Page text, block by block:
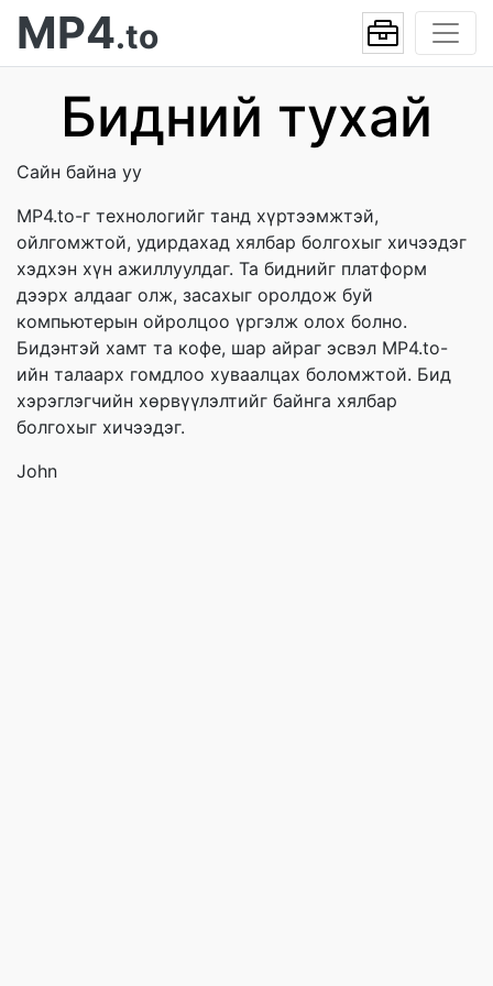
MP4.to
Бидний тухай
Сайн байна уу
MP4.to-г технологийг танд хүртээмжтэй,
ойлгомжтой, удирдахад хялбар болгохыг хичээдэг
хэдхэн хүн ажиллуулдаг. Та биднийг платформ
дээрх алдааг олж, засахыг оролдож буй
компьютерын ойролцоо үргэлж олох болно.
Бидэнтэй хамт та кофе, шар айраг эсвэл MP4.to-
ийн талаарх гомдлоо хуваалцах боломжтой. Бид
хэрэглэгчийн хөрвүүлэлтийг байнга хялбар
болгохыг хичээдэг.
John